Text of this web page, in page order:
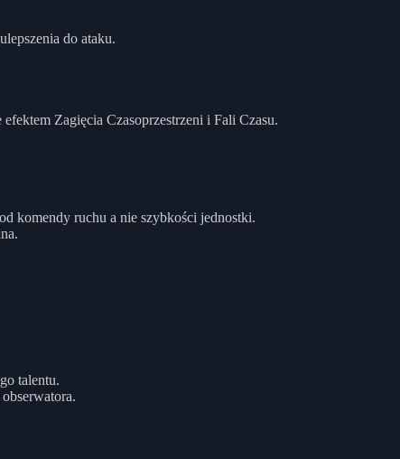
do ataku.
Zagięcia Czasoprzestrzeni i Fali Czasu.
komendy ruchu a nie szybkości jednostki.
talentu.